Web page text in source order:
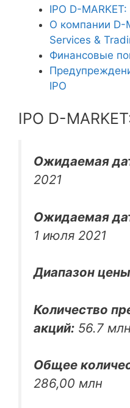
IPO D-
О компании D-
Services &
Финансовые
IPO
IPO D-
Ожидаемая
2021
Ожидаемая
1 июля 2021
Диапазон
Количество
акций: 56.7
Общее
286,00 млн